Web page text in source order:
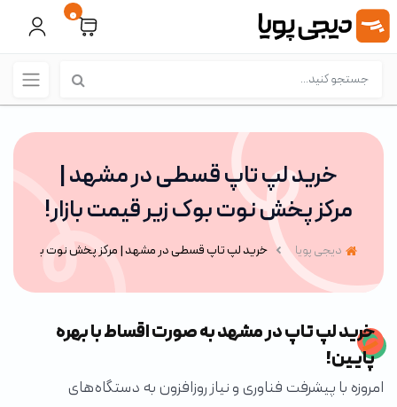
0
خرید لپ تاپ قسطی در مشهد |
مرکز پخش نوت بوک زیر قیمت بازار!
دیجی پویا خرید لپ تاپ قسطی در مشهد | مرکز پخش نوت بوک زیر
خرید لپ تاپ در مشهد به صورت اقساط با بهره
پایین!
امروزه با پیشرفت فناوری و نیاز روزافزون به دستگاه‌های